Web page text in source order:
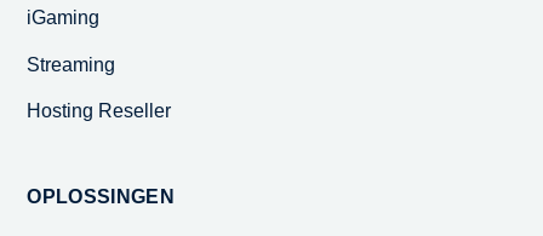
iGaming
Streaming
Hosting Reseller
OPLOSSINGEN